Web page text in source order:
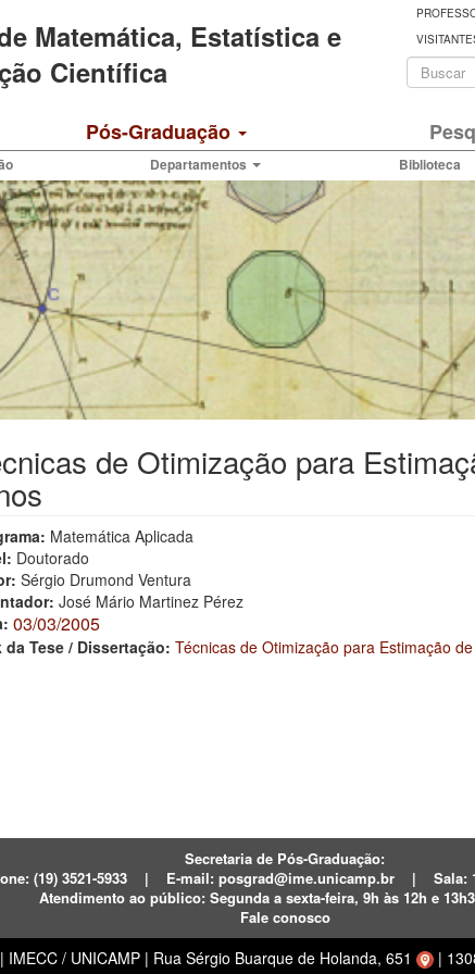
Matemática, Estatística e
Científica
Pós-Graduação
Departamentos Biblioteca
de Otimização para
Matemática Aplicada
Doutorado
Sérgio Drumond Ventura
José Mário Martinez Pérez
03/03/2005
da Tese / Dissertação: Técnicas de Otimização para Estimação
Secretaria de Pós-Graduação:
(19) 3521-5933 | E-mail: posgrad@ime.unicamp.br |
Sala:
Atendimento ao público: Segunda a sexta-feira, 9h às 12h e
Fale conosco
/ UNICAMP | Rua Sérgio Buarque de Holanda, 651 |